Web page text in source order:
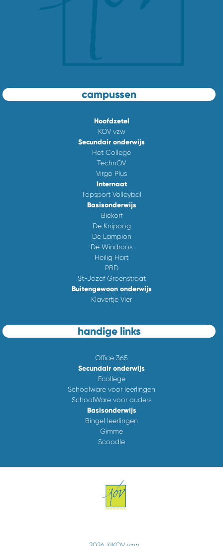
campussen
Hoofdzetel
KOV vzw
Secundair onderwijs
Het College
TechnOV
Virgo Plus
Internaat
Topsport Volleybal
Basisonderwijs
Biekorf
De Knipoog
De Lampion
De Windroos
Heilig Hart
PBD
St-Jozef Groenstraat
Buitengewoon onderwijs
Klavertje Vier
handige links
Office 365
Secundair onderwijs
Ecollege
Schoolware voor leerlingen
SchoolWare voor ouders
Basisonderwijs
Bingel leerlingen
Gimme
Scoodle